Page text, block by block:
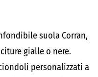
suola Corran,
gialle o nere.
personalizzati a